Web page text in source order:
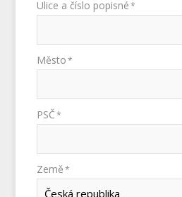
Ulice a číslo popisné *
Město *
PSČ *
Země *